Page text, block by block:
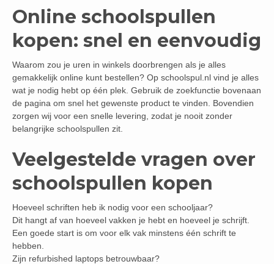
Online schoolspullen
kopen: snel en eenvoudig
Waarom zou je uren in winkels doorbrengen als je alles
gemakkelijk online kunt bestellen? Op schoolspul.nl vind je alles
wat je nodig hebt op één plek. Gebruik de zoekfunctie bovenaan
de pagina om snel het gewenste product te vinden. Bovendien
zorgen wij voor een snelle levering, zodat je nooit zonder
belangrijke schoolspullen zit.
Veelgestelde vragen over
schoolspullen kopen
Hoeveel schriften heb ik nodig voor een schooljaar?
Dit hangt af van hoeveel vakken je hebt en hoeveel je schrijft.
Een goede start is om voor elk vak minstens één schrift te
hebben.
Zijn refurbished laptops betrouwbaar?